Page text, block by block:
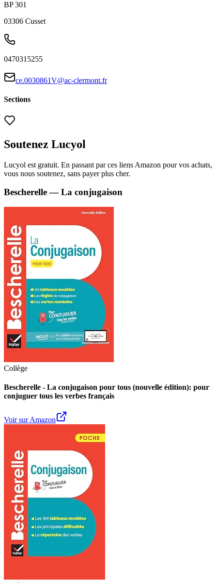
BP 301
03306 Cusset
0470315255
ce.0030861V@ac-clermont.fr
Sections
Soutenez Lucyol
Lucyol est gratuit. En passant par ces liens Amazon pour vos achats,
vous nous soutenez, sans payer plus cher.
Bescherelle — La conjugaison
Collège
Bescherelle - La conjugaison pour tous (nouvelle édition): pour
conjuguer tous les verbes français
Voir sur Amazon